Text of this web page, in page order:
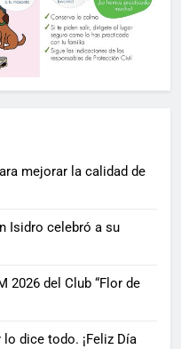
mejorar la calidad de
Isidro celebró a su
2026 del Club “Flor de
dice todo. ¡Feliz Día